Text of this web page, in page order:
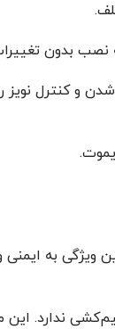
و کنترل
ویژگی به